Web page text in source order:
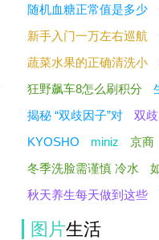
随机血糖正常值是多少
新手入门一万左右巡航
蔬菜水果的正确清洗小
狂野飙车8怎么刷积分
揭秘 “双歧因子”对
双
KYOSHO
miniz 京商
冬季洗脸需谨慎 冷水
秋天养生每天做到这些
图片生活